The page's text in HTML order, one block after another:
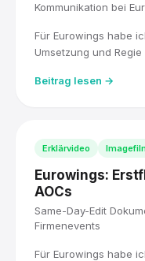
Kommunikation bei
Für Eurowings habe
Umsetzung und
Mitarbeitende, mit
Beitrag lesen →
Erklärvideo
Eurowings:
AOCs
Same-Day-Edit
Firmenevents
Für Eurowings habe